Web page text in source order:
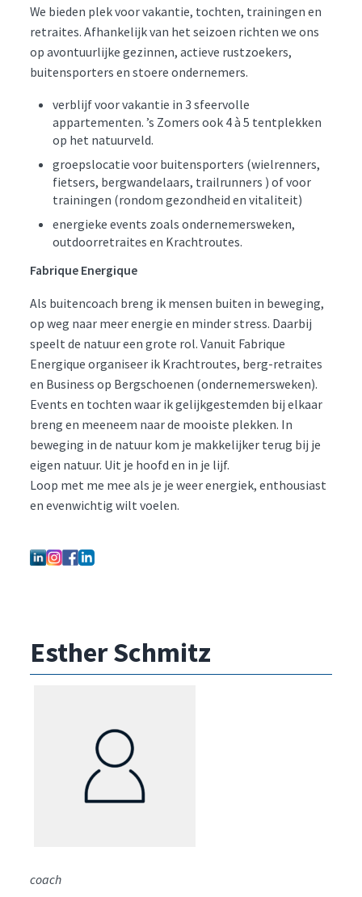
We bieden plek voor vakantie, tochten, trainingen en
retraites. Afhankelijk van het seizoen richten we ons
op avontuurlijke gezinnen, actieve rustzoekers,
buitensporters en stoere ondernemers.
verblijf voor vakantie in 3 sfeervolle
appartementen. ’s Zomers ook 4 à 5 tentplekken
op het natuurveld.
groepslocatie voor buitensporters (wielrenners,
fietsers, bergwandelaars, trailrunners ) of voor
trainingen (rondom gezondheid en vitaliteit)
energieke events zoals ondernemersweken,
outdoorretraites en Krachtroutes.
Fabrique Energique
Als buitencoach breng ik mensen buiten in beweging,
op weg naar meer energie en minder stress. Daarbij
speelt de natuur een grote rol. Vanuit Fabrique
Energique organiseer ik Krachtroutes, berg-retraites
en Business op Bergschoenen (ondernemersweken).
Events en tochten waar ik gelijkgestemden bij elkaar
breng en meeneem naar de mooiste plekken. In
beweging in de natuur kom je makkelijker terug bij je
eigen natuur. Uit je hoofd en in je lijf.
Loop met me mee als je je weer energiek, enthousiast
en evenwichtig wilt voelen.
Esther Schmitz
coach